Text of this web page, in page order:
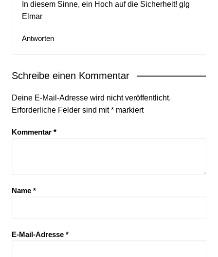
In diesem Sinne, ein Hoch auf die Sicherheit! glg
Elmar
Antworten
Schreibe einen Kommentar
Deine E-Mail-Adresse wird nicht veröffentlicht.
Erforderliche Felder sind mit*markiert
Kommentar *
Name *
E-Mail-Adresse *